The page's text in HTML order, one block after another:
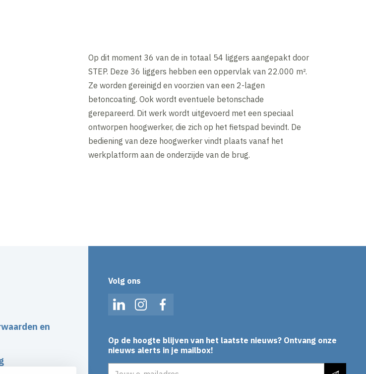
Op dit moment 36 van de in totaal 54 liggers aangepakt door
STEP. Deze 36 liggers hebben een oppervlak van 22.000 m².
Ze worden gereinigd en voorzien van een 2-lagen
betoncoating. Ook wordt eventuele betonschade
gerepareerd. Dit werk wordt uitgevoerd met een speciaal
ontworpen hoogwerker, die zich op het fietspad bevindt. De
bediening van deze hoogwerker vindt plaats vanaf het
werkplatform aan de onderzijde van de brug.
en
Volg ons
LinkedInInstagramFacebook
Op de hoogte blijven van het laatste nieuws? Ontvang onze
nieuws alerts in je mailbox!